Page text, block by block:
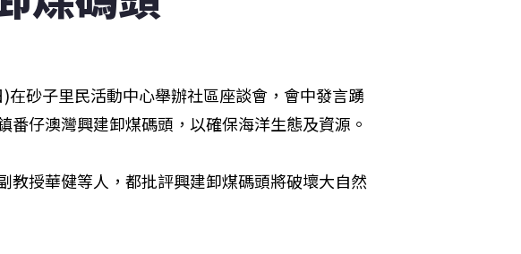
砂子里民活動中心舉辦社區座談會，會中發言踴
教授華健等人，都批評興建卸煤碼頭將破壞大自然